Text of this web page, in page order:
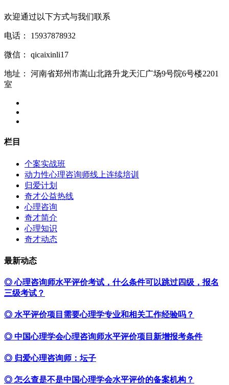
欢迎通过以下方式与我们联系
电话： 15937878932
微信： qicaixinli17
地址：
河南省郑州市嵩山北路升龙天汇广场9号院6号楼2201
室
栏目
个案实战班
动力性心理咨询师线上连续培训
归爱计划
奇才公益热线
心理咨询
奇才简介
心理知识
奇才动态
最新动态
◎ 心理咨询师水平评价考试，什么条件可以跳过四级，报名
三级考试？
◎ 水平评价项目需要心理学专业和相关工作经验吗？
◎ 中国心理学会心理咨询师水平评价项目新增报考条件
◎ 归爱心理咨询师：坛子
◎ 怎么查是不是中国心理学会水平评价的备案机构？